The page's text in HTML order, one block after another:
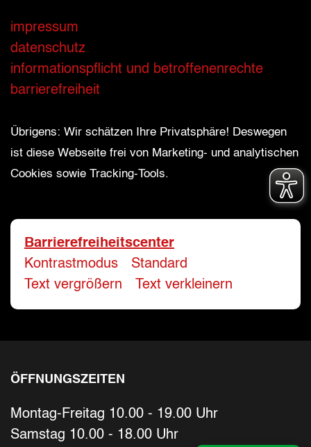
impressum
datenschutz
informationspflicht und betroffenenrechte
barrierefreiheit
Übrigens: Wir schätzen Ihre Privatsphäre! Deswegen
ist diese Webseite frei von Marketing- und analytischen
Cookies sowie Tracking-Tools.
Barrierefreiheitscenter
Kontrastmodus
Standard
Text vergrößern
Text verkleinern
ÖFFNUNGSZEITEN
Montag-Freitag 10.00 - 19.00 Uhr
Samstag 10.00 - 18.00 Uhr
Ihre Kontaktdaten
Alle mit Stern gekennzeichneten Felder
Name
E-Mail-Adresse*
Bitte geben Sie eine gültige E-Mail-
Ihr Wunschtermin / Rückruf
Bitte wählen
Datum
Sie können ein Datum ab übermorgen